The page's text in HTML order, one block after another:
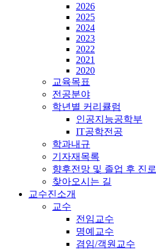
2026
2025
2024
2023
2022
2021
2020
교육목표
전공분야
학년별 커리큘럼
인공지능공학부
IT공학전공
학과내규
기자재목록
향후전망 및 졸업 후 진로
찾아오시는 길
교수진소개
교수
전임교수
명예교수
겸임/객원교수